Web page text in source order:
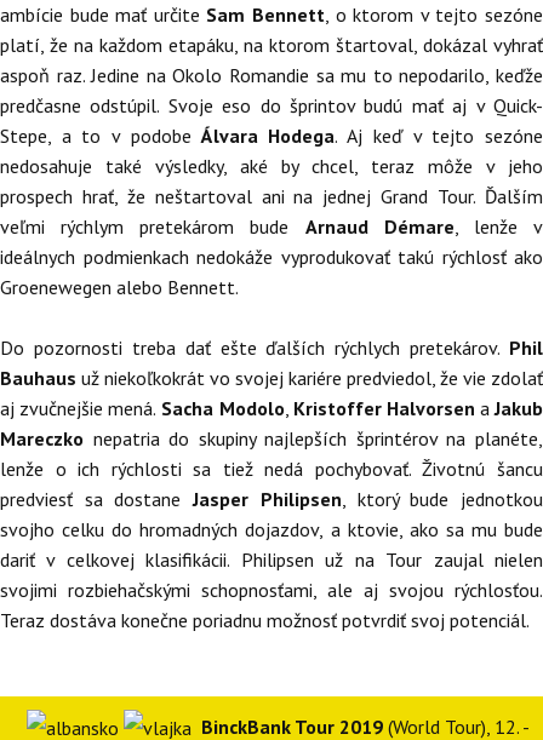
ambície bude mať určite Sam Bennett , o ktorom v tejto sezóne
platí, že na každom etapáku, na ktorom štartoval, dokázal vyhrať
aspoň raz. Jedine na Okolo Romandie sa mu to nepodarilo, keďže
predčasne odstúpil. Svoje eso do šprintov budú mať aj v Quick-
Stepe, a to v podobe Álvara Hodega. Aj keď v tejto sezóne
nedosahuje také výsledky, aké by chcel, teraz môže v jeho
prospech hrať, že neštartoval ani na jednej Grand Tour. Ďalším
veľmi rýchlym pretekárom bude Arnaud Démare , lenže v
ideálnych podmienkach nedokáže vyprodukovať takú rýchlosť ako
Groenewegen alebo Bennett.
Do pozornosti treba dať ešte ďalších rýchlych pretekárov. Phil
Bauhaus už niekoľkokrát vo svojej kariére predviedol, že vie zdolať
aj zvučnejšie mená. Sacha Modolo Kristoffer Halvorsen aJakub
Mareczko nepatria do skupiny najlepších šprintérov na planéte,
lenže o ich rýchlosti sa tiež nedá pochybovať. Životnú šancu
predviesť sa dostaneJasper Philipsen , ktorý bude jednotkou
svojho celku do hromadných dojazdov, a ktovie, ako sa mu bude
dariť v celkovej klasifikácii. Philipsen už na Tour zaujal nielen
svojimi rozbiehačskými schopnosťami, ale aj svojou rýchlosťou.
Teraz dostáva konečne poriadnu možnosť potvrdiť svoj potenciál.
BinckBank Tour 2019(World Tour), 12. -